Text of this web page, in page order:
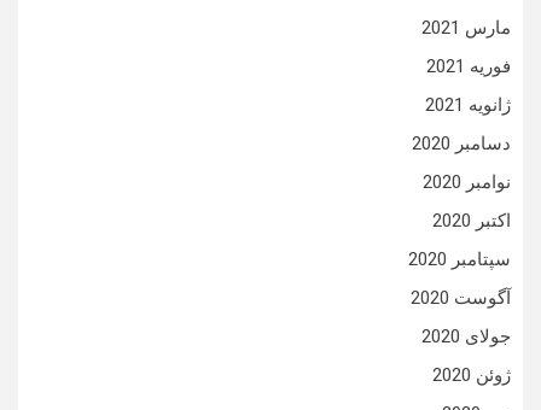
مارس 2021
فوریه 2021
ژانویه 2021
دسامبر 2020
نوامبر 2020
اکتبر 2020
سپتامبر 2020
آگوست 2020
جولای 2020
ژوئن 2020